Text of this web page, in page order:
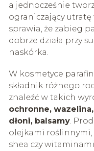
a jednocześnie
ograniczający utratę
sprawia, że zabieg
dobrze działa przy
naskórka.
W kosmetyce
składnik różnego
znaleźć w takich
ochronne,
dłoni, balsamy.
olejkami roślinnymi,
shea czy